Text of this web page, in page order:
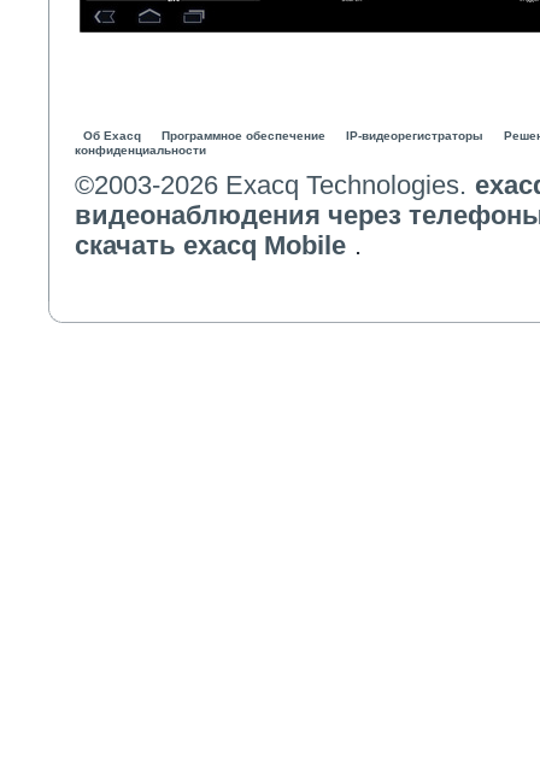
Об Exacq Программное обеспечение IP-видеорегистраторы
конфиденциальности
©2003-2026 Exacq Technologies.
видеонаблюдения через
скачать exacq Mobile .